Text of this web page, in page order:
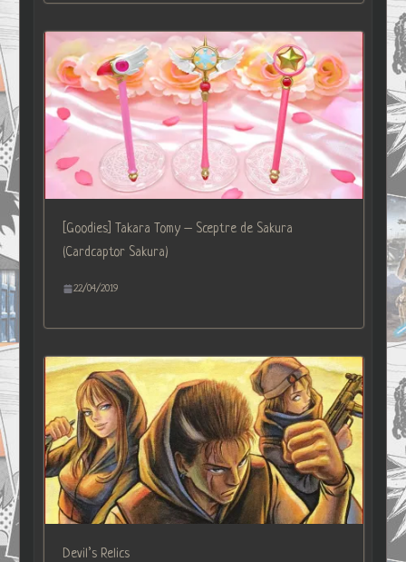
[Goodies] Takara Tomy – Sceptre de Sakura
(Cardcaptor Sakura)
22/04/2019
Devil’s Relics